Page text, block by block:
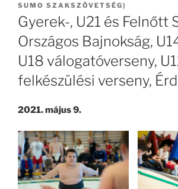
SUMO SZAKSZÖVETSÉG)
Gyerek-, U21 és Felnőtt
Országos Bajnokság,
U18 válogatóverseny,
felkészülési verseny, Érd
2021. május 9.